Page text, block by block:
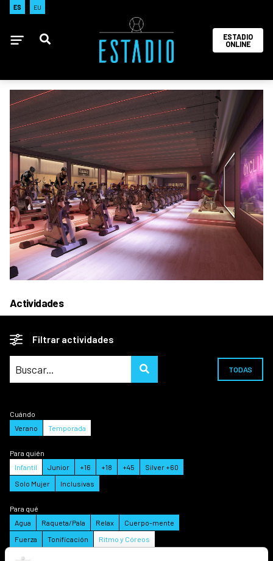
ES EU
ESTADIO
ONLINE
Actividades
Filtrar actividades
TODAS
Cuándo
Verano
Temporada
Para quién
Infantil
Junior +16 +18 +45
Silver +60
Solo Mujer
Inclusivas
Para qué
Agua
Raqueta/Pala Relax
Cuerpo-mente
Fuerza
Tonificación
Ritmo y Córeos
Ritmo/Cardio